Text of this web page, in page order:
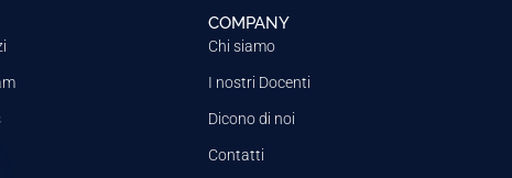
COMPANY
Chi siamo
I nostri Docenti
Dicono di noi
Contatti